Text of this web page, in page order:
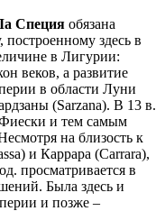
Специя обязана
здесь в
в Лигурии:
веков, а развитие
в области Луни
(Sarzana). В 13 в.
и тем самым
на близость к
и Каррара (Carrara),
просматривается в
Была здесь и
и позже –